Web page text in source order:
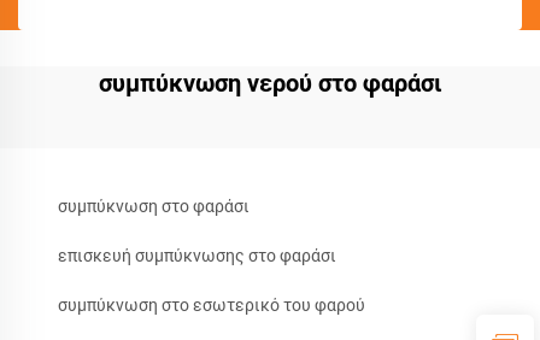
συμπύκνωση νερού στο φαράσι
συμπύκνωση στο φαράσι
επισκευή συμπύκνωσης στο φαράσι
συμπύκνωση στο εσωτερικό του φαρού